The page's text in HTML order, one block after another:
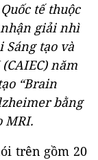
tế thuộc
giải nhì
tạo và
năm
“Brain
bằng
MRI.
trên gồm 20